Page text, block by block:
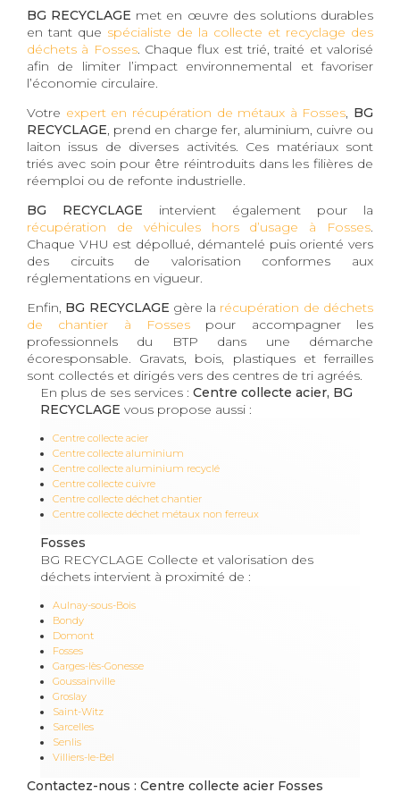
BG RECYCLAGE met en œuvre des solutions durables
en tant que spécialiste de la collecte et recyclage des
déchets à Fosses. Chaque flux est trié, traité et valorisé
afin de limiter l’impact environnemental et favoriser
l’économie circulaire.
Votre expert en récupération de métaux à Fosses, BG
RECYCLAGE, prend en charge fer, aluminium, cuivre ou
laiton issus de diverses activités. Ces matériaux sont
triés avec soin pour être réintroduits dans les filières de
réemploi ou de refonte industrielle.
BG RECYCLAGE intervient également pour la
récupération de véhicules hors d’usage à Fosses.
Chaque VHU est dépollué, démantelé puis orienté vers
des circuits de valorisation conformes aux
réglementations en vigueur.
Enfin, BG RECYCLAGE gère la récupération de déchets
de chantier à Fosses pour accompagner les
professionnels du BTP dans une démarche
écoresponsable. Gravats, bois, plastiques et ferrailles
sont collectés et dirigés vers des centres de tri agréés.
En plus de ses services : Centre collecte acier, BG
RECYCLAGE vous propose aussi :
Centre collecte acier
Centre collecte aluminium
Centre collecte aluminium recyclé
Centre collecte cuivre
Centre collecte déchet chantier
Centre collecte déchet métaux non ferreux
Fosses
BG RECYCLAGE Collecte et valorisation des
déchets intervient à proximité de :
Aulnay-sous-Bois
Bondy
Domont
Fosses
Garges-lès-Gonesse
Goussainville
Groslay
Saint-Witz
Sarcelles
Senlis
Villiers-le-Bel
Contactez-nous : Centre collecte acier Fosses